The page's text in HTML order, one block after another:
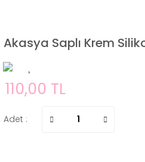
Akasya Saplı Krem
110,00 TL
Adet :